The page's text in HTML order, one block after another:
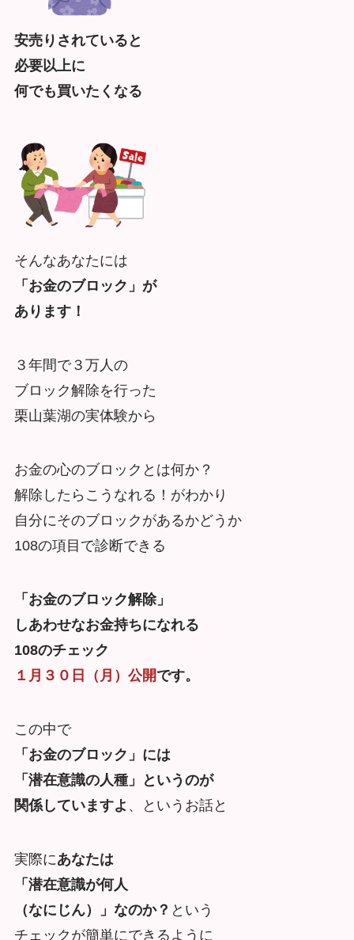
安売りされていると
必要以上に
何でも買いたくなる
そんなあなたには
「お金のブロック」が
あります！
３年間で３万人の
ブロック解除を行った
栗山葉湖の実体験から
お金の心のブロックとは何か？
解除したらこうなれる！がわかり
自分にそのブロックがあるかどうか
108の項目で診断できる
「お金のブロック解除」
しあわせなお金持ちになれる
108のチェック
１月３０日（月）公開です。
この中で
「お金のブロック」には
「潜在意識の人種」というのが
関係していますよ 、というお話と
実際にあなたは
「潜在意識が何人
（なにじん）」なのか？ という
チェックが簡単にできるように